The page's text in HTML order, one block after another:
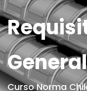
Curso Norma